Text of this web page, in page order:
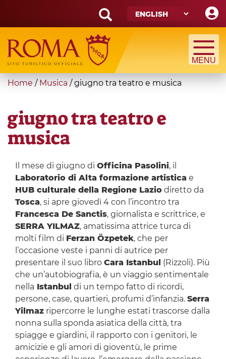
main
content
Search
form
Search
You
here
Home / Musica /giugno tra teatro e musica
giugno tra teatro e
musica
Il mese di giugno di Officina Pasolini, il
Laboratorio di Alta formazione artistica e
HUB culturale della Regione Laziodiretto da
Tosca, si apre giovedì 4 con l’incontro tra
Francesca De Sanctis, giornalista e scrittrice, e
SERRA YILMAZ, amatissima attrice turca di
molti film di Ferzan Özpetek, che per
l’occasione veste i panni di autrice per
presentare il suo libro Cara Istanbul (Rizzoli). Più
che un’autobiografia, è un viaggio sentimentale
nella Istanbul di un tempo fatto di ricordi,
persone, case, quartieri, profumi d’infanzia. Serra
Yilmazripercorre le lunghe estati trascorse dalla
nonna sulla sponda asiatica della città, tra
spiagge e giardini, il rapporto con i genitori, le
amicizie e gli amori di gioventù, le prime